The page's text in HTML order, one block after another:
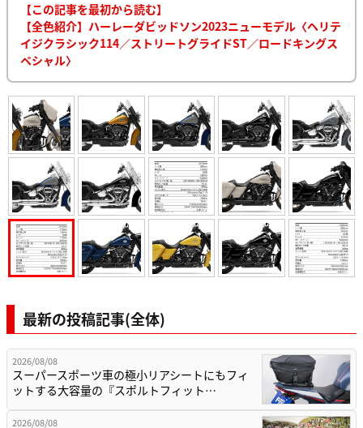
【この記事を最初から読む】
【全色紹介】ハーレーダビッドソン2023ニューモデル〈ヘリテ
イジクラシック114／ストリートグライドST／ロードキングス
ペシャル〉
最新の投稿記事(全体)
2026/08/08
スーパースポーツ車の極小リアシートにもフィ
ットする大容量の『スポルトフィット…
2026/08/08